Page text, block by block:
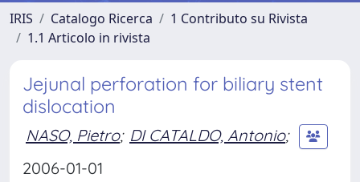
IRIS Catalogo Ricerca
1 Contributo su Rivista
1.1 Articolo in rivista
Jejunal perforation for biliary stent
dislocation
NASO, Pietro; DI CATALDO, Antonio;
2006-01-01